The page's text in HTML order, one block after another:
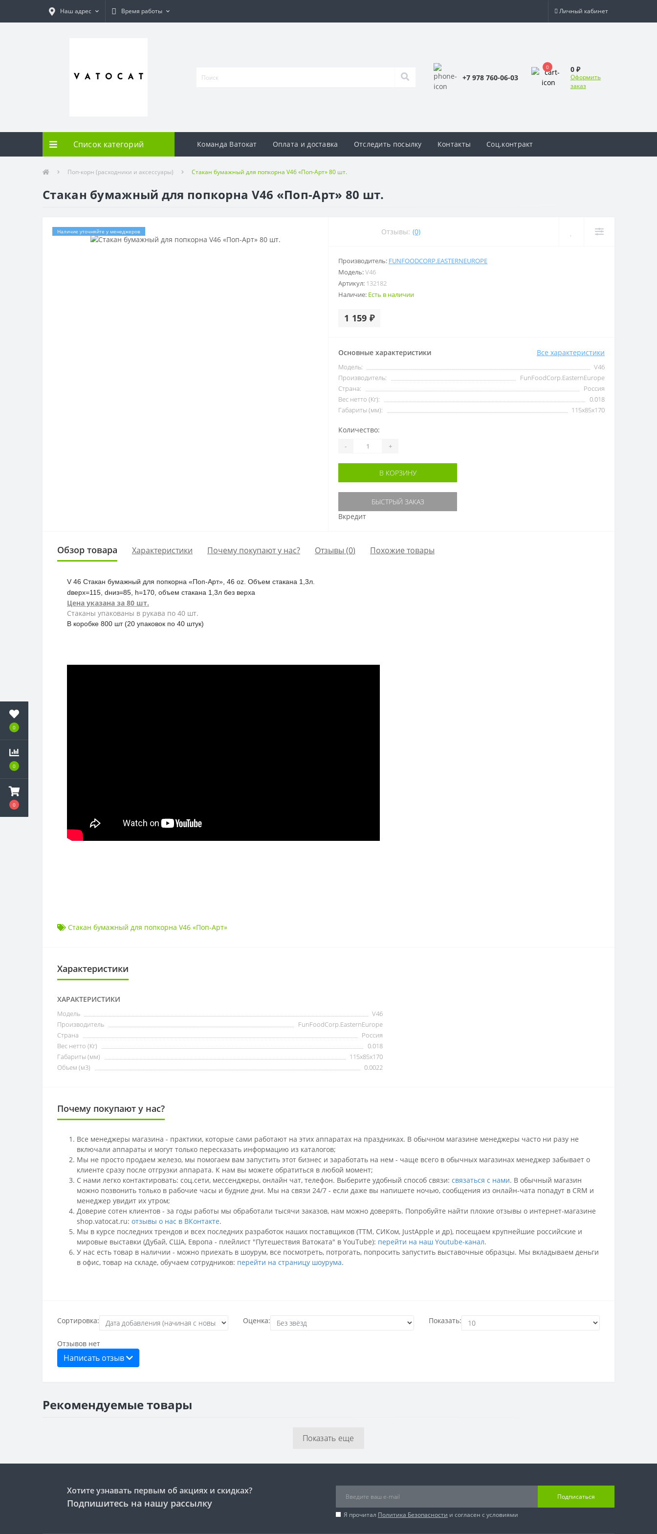
0
0
0
Наш адрес Время работы Личный кабинет
+7 978 760-06-03
0 0 ₽
Оформить
заказ
Список категорий Команда Ватокат Оплата и доставка Отследить посылку Контакты Соц.контракт
Поп-корн (расходники и аксессуары) Стакан бумажный для попкорна V46 «Поп-Арт» 80 шт.
Стакан бумажный для попкорна V46 «Поп-Арт» 80 шт.
Наличие уточняйте у менеджеров Отзывы: (0)
Производитель: FUNFOODCORP.EASTERNEUROPE
Модель:V46
Артикул: 132182
Наличие: Есть в наличии
1 159 ₽
Основные характеристики Все характеристики
Модель:
V46
Производитель:
FunFoodCorp.EasternEurope
Страна:
Россия
Вес нетто (Кг):
0.018
Габариты (мм):
115x85x170
Количество:
- +
В КОРЗИНУ
БЫСТРЫЙ ЗАКАЗ
Вкредит
Обзор товара Характеристики Почему покупают у нас? Отзывы (0) Похожие товары
V 46 Стакан бумажный для попкорна «Поп-Арт», 46 oz. Объем стакана 1,3л.
dверх=115, dниз=85, h=170, объем стакана 1,3л без верха
Цена указана за 80 шт.
Стаканы упакованы в рукава по 40 шт.
В коробке 800 шт (20 упаковок по 40 штук)
Стакан бумажный для попкорна V46 «Поп-Арт»
Характеристики
ХАРАКТЕРИСТИКИ
Модель
V46
Производитель
FunFoodCorp.EasternEurope
Страна
Россия
Вес нетто (Кг)
0.018
Габариты (мм)
115x85x170
Объем (м3)
0.0022
Почему покупают у нас?
Все менеджеры магазина - практики, которые сами работают на этих аппаратах на праздниках. В обычном магазине менеджеры часто ни разу не
включали аппараты и могут только пересказать информацию из каталогов;
Мы не просто продаем железо, мы помогаем вам запустить этот бизнес и заработать на нем - чаще всего в обычных магазинах менеджер забывает о
клиенте сразу после отгрузки аппарата. К нам вы можете обратиться в любой момент;
С нами легко контактировать: соц.сети, мессенджеры, онлайн чат, телефон. Выберите удобный способ связи: связаться с нами. В обычный магазин
можно позвонить только в рабочие часы и будние дни. Мы на связи 24/7 - если даже вы напишете ночью, сообщения из онлайн-чата попадут в CRM и
менеджер увидит их утром;
Доверие сотен клиентов - за годы работы мы обработали тысячи заказов, нам можно доверять. Попробуйте найти плохие отзывы о интернет-магазине
shop.vatocat.ru: отзывы о нас в ВКонтакте.
Мы в курсе последних трендов и всех последних разработок наших поставщиков (ТТМ, СИКом, JustApple и др), посещаем крупнейшие российские и
мировые выставки (Дубай, США, Европа - плейлист "Путешествия Ватоката" в YouTube): перейти на наш Youtube-канал.
У нас есть товар в наличии - можно приехать в шоурум, все посмотреть, потрогать, попросить запустить выставочные образцы. Мы вкладываем деньги
в офис, товар на складе, обучаем сотрудников: перейти на страницу шоурума.
Сортировка: Оценка: Показать:
Отзывов нет
Написать отзыв
Рекомендуемые товары
Показать еще
Хотите узнавать первым об акциях и скидках?
Подпишитесь на нашу рассылку
Подписаться
Я прочитал Политика Безопасности и согласен с условиями